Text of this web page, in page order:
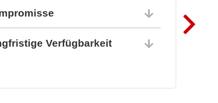
Verfügbarkeit